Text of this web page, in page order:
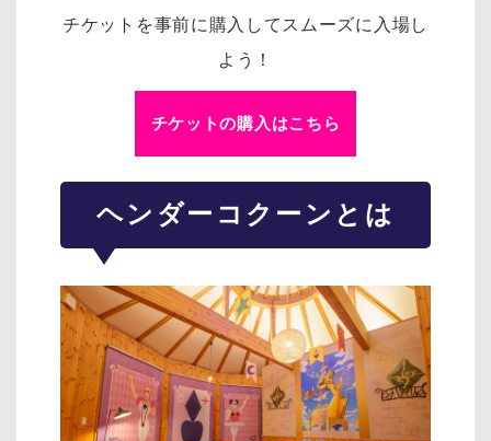
チケットを事前に購入してスムーズに入場し
よう！
チケットの購入はこちら
ヘンダーコクーンとは